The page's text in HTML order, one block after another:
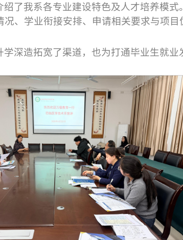
了我系各专业建设特色及人才培养模
、学业衔接安排、申请相关要求与项
深造拓宽了渠道，也为打通毕业生就业